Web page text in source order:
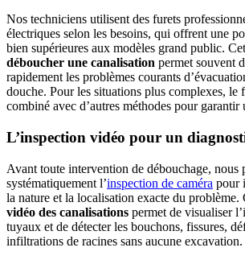
Nos techniciens utilisent des furets
électriques selon les besoins, qui offrent une
bien supérieures aux modèles grand public.
déboucher une canalisation permet souvent
rapidement les problèmes courants
douche. Pour les situations plus complexes, le
combiné avec d’autres méthodes pour
L’inspection vidéo pour un
Avant toute intervention de débouchage, nous
systématiquement l’inspection de caméra pour
la nature et la localisation exacte du problème.
vidéo des canalisations permet de visualiser
tuyaux et de détecter les bouchons, fissures,
infiltrations de racines sans aucune excavation.